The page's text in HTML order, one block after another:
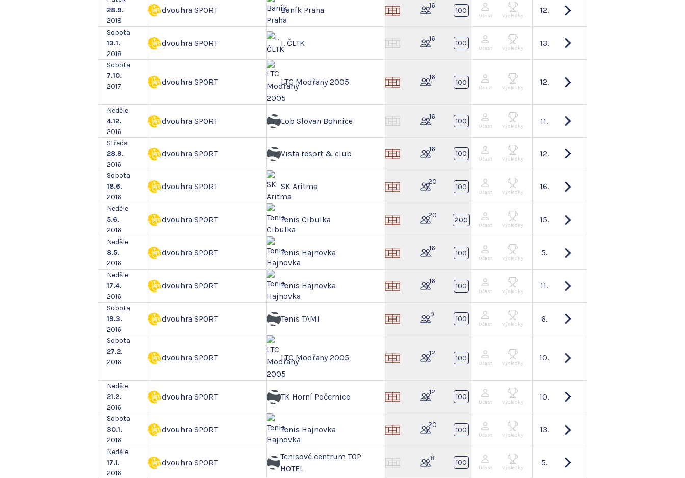
28.9.
2018
dvouhra SPORT Baník Praha 16
100 12.
Účast Výsledky
Sobota
13.1.
2018
dvouhra SPORT I. ČLTK 16
100 13.
Účast Výsledky
Sobota
7.10.
2017
dvouhra SPORT LTC Modřany 2005 16
100 12.
Účast Výsledky
Neděle
4.12.
2016
dvouhra SPORT Lob Slovan Bohnice 16
100 11.
Účast Výsledky
Středa
28.9.
2016
dvouhra SPORT Vista resort & club 16
100 12.
Účast Výsledky
Sobota
18.6.
2016
dvouhra SPORT SK Aritma 20
100 16.
Účast Výsledky
Neděle
5.6.
2016
dvouhra SPORT Tenis Cibulka 20
200 15.
Účast Výsledky
Neděle
8.5.
2016
dvouhra SPORT Tenis Hajnovka 16
100 5.
Účast Výsledky
Neděle
17.4.
2016
dvouhra SPORT Tenis Hajnovka 16
100 11.
Účast Výsledky
Sobota
19.3.
2016
dvouhra SPORT Tenis TAMI 9
100 6.
Účast Výsledky
Sobota
27.2.
2016
dvouhra SPORT LTC Modřany 2005 12
100 10.
Účast Výsledky
Neděle
21.2.
2016
dvouhra SPORT TK Horní Počernice 12
100 10.
Účast Výsledky
Sobota
30.1.
2016
dvouhra SPORT Tenis Hajnovka 20
100 13.
Účast Výsledky
Neděle
17.1.
2016
dvouhra SPORT
Tenisové centrum TOP
HOTEL
8
100 5.
Účast Výsledky